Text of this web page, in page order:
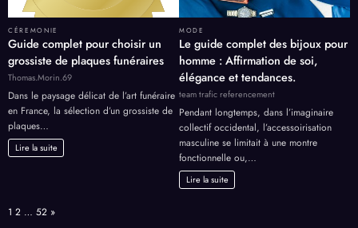
CÉREMONIE
Guide complet pour choisir un
grossiste de plaques funéraires
Thomas.Morin.69
Dans le paysage délicat de l’art funéraire
en France, la sélection d’un grossiste de
plaques…
Lire la suite
MODE
Le guide complet des bijoux pour
homme : Affirmation de soi,
élégance et tendances.
team trafic referencement
Pendant longtemps, dans l’imaginaire
collectif occidental, l’accessoirisation
masculine se limitait à une montre
fonctionnelle ou,…
Lire la suite
Page:
1 2 … 52 Next
»